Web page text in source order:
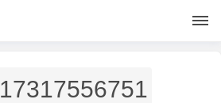
17317556751